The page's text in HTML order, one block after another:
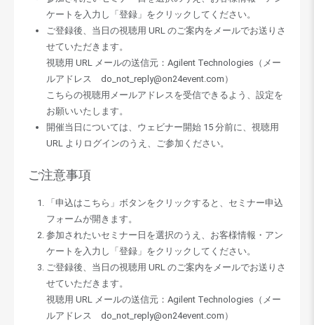
ケートを入力し「登録」をクリックしてください。
ご登録後、当日の視聴用 URL のご案内をメールでお送りさ
せていただきます。
視聴用 URL メールの送信元：Agilent Technologies（メー
ルアドレス do_not_reply@on24event.com）
こちらの視聴用メールアドレスを受信できるよう、設定を
お願いいたします。
開催当日については、ウェビナー開始 15 分前に、視聴用
URL よりログインのうえ、ご参加ください。
ご注意事項
「申込はこちら」ボタンをクリックすると、セミナー申込
フォームが開きます。
参加されたいセミナー日を選択のうえ、お客様情報・アン
ケートを入力し「登録」をクリックしてください。
ご登録後、当日の視聴用 URL のご案内をメールでお送りさ
せていただきます。
視聴用 URL メールの送信元：Agilent Technologies（メー
ルアドレス do_not_reply@on24event.com）